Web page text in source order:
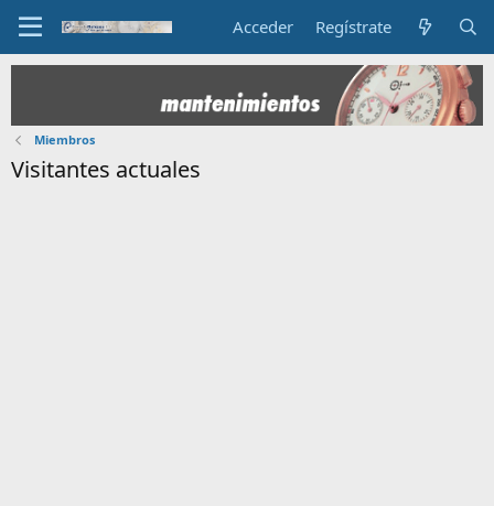
Acceder Regístrate
Miembros
Visitantes actuales